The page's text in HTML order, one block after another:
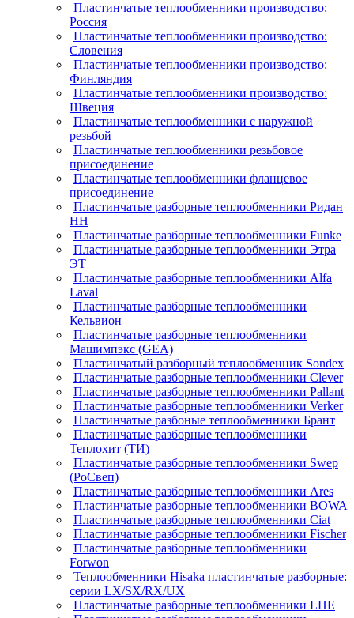
Пластинчатые теплообменники производство:
Россия
Пластинчатые теплообменники производство:
Словения
Пластинчатые теплообменники производство:
Финляндия
Пластинчатые теплообменники производство:
Швеция
Пластинчатые теплообменники с наружной
резьбой
Пластинчатые теплообменники резьбовое
присоединение
Пластинчатые теплообменники фланцевое
присоединение
Пластинчатые разборные теплообменники Ридан
НН
Пластинчатые разборные теплообменники Funke
Пластинчатые разборные теплообменники Этра
ЭТ
Пластинчатые разборные теплообменники Alfa
Laval
Пластинчатые разборные теплообменники
Кельвион
Пластинчатые разборные теплообменники
Машимпэкс (GEA)
Пластинчатый разборный теплообменник Sondex
Пластинчатые разборные теплообменники Clever
Пластинчатые разборные теплообменники Pallant
Пластинчатые разборные теплообменники Verker
Пластинчатые разбоные теплообменники Брант
Пластинчатые разборные теплообменники
Теплохит (ТИ)
Пластинчатые разборные теплообменники Swep
(РоСвеп)
Пластинчатые разборные теплообменники Ares
Пластинчатые разборные теплообменники BOWA
Пластинчатые разборные теплообменники Ciat
Пластинчатые разборные теплообменники Fischer
Пластинчатые разборные теплообменники
Forwon
Теплообменники Hisaka пластинчатые разборные:
серии LX/SX/RX/UX
Пластинчатые разборные теплообменники LHE